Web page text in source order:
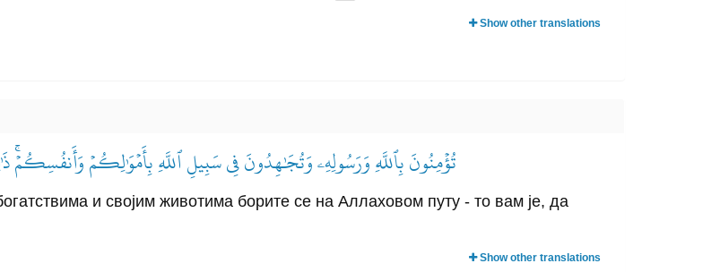
Show other translations
تُؤۡمِنُونَ بِٱللَّهِ وَرَسُولِهِۦ وَتُجَٰهِدُونَ فِي سَبِيلِ ٱللَّهِ بِأَمۡوَٰلِكُمۡ
и својим животима борите се на Аллаховом путу - то вам је, да
Show other translations